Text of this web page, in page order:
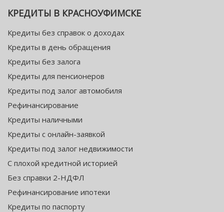
КРЕДИТЫ В КРАСНОУФИМСКЕ
Кредиты без справок о доходах
Кредиты в день обращения
Кредиты без залога
Кредиты для пенсионеров
Кредиты под залог автомобиля
Рефинансирование
Кредиты наличными
Кредиты с онлайн-заявкой
Кредиты под залог недвижимости
С плохой кредитной историей
Без справки 2-НДФЛ
Рефинансирование ипотеки
Кредиты по паспорту